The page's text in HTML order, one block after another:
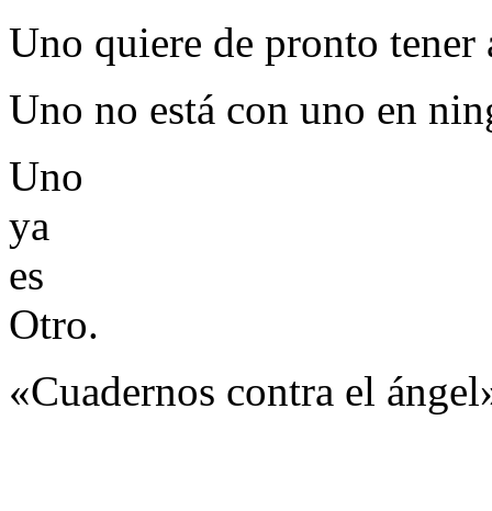
Uno quiere de pronto tener
Uno no está con uno en
Uno
ya
es
Otro.
«Cuadernos contra el